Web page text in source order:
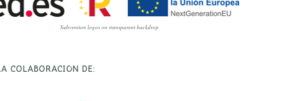
Subvention logos on transparent backdrop
COLABORACIÓN DE: